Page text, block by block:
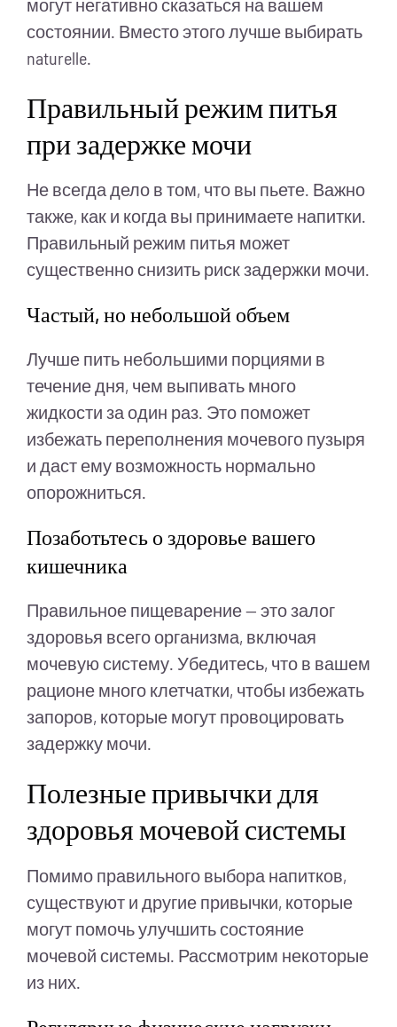
могут негативно сказаться на вашем
состоянии. Вместо этого лучше выбирать
naturelle.
Правильный режим питья
при задержке мочи
Не всегда дело в том, что вы пьете. Важно
также, как и когда вы принимаете напитки.
Правильный режим питья может
существенно снизить риск задержки мочи.
Частый, но небольшой объем
Лучше пить небольшими порциями в
течение дня, чем выпивать много
жидкости за один раз. Это поможет
избежать переполнения мочевого пузыря
и даст ему возможность нормально
опорожниться.
Позаботьтесь о здоровье вашего
кишечника
Правильное пищеварение — это залог
здоровья всего организма, включая
мочевую систему. Убедитесь, что в вашем
рационе много клетчатки, чтобы избежать
запоров, которые могут провоцировать
задержку мочи.
Полезные привычки для
здоровья мочевой системы
Помимо правильного выбора напитков,
существуют и другие привычки, которые
могут помочь улучшить состояние
мочевой системы. Рассмотрим некоторые
из них.